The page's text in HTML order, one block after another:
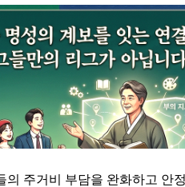
주거비 부담을 완화하고 안